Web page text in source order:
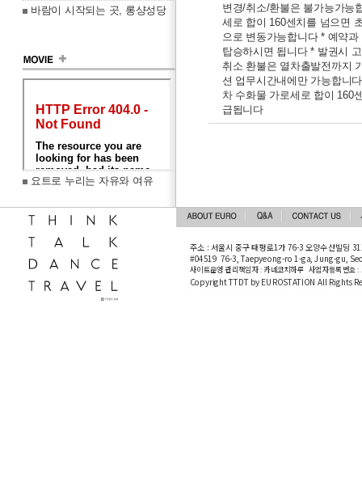
바람이 시작되는 곳, 롱샹성당
요트로 누리는 자유와 여유
변경/취소/환불은 불가능가능
세로 합이 160센치를 넘으면
으로 변동가능합니다 * 예약
탑승하시면 됩니다 * 발권시
취소 환불은 열차출발전까지
션 업무시간내에만 가능합니
차 수화물 가로세로 합이 160
급됩니다